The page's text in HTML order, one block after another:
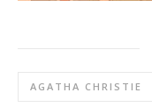
AGATHA CHRISTIE